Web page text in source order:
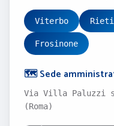
Viterbo Rieti
Frosinone
🗺️ Sede
Via Villa Paluzzi
(Roma)